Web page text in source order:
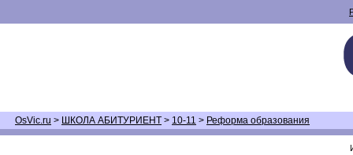
OsVic.ru > ШКОЛА АБИТУРИЕНТ > 10-11 > Реформа образования